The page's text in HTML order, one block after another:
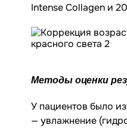
Intense Collagen и
Методы оценки
У пациентов было
— увлажнение